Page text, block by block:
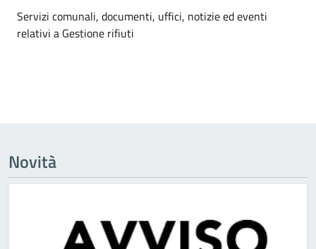
Dettagli dell'argomento
Servizi comunali, documenti, uffici, notizie ed eventi
relativi a Gestione rifiuti
Novità